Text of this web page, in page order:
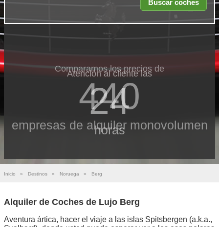
Comparamos los precios de
440
empresas de alquiler monovolumen
Atención al cliente las
24
horas
Inicio » Destinos » Noruega » Berg
Alquiler de Coches de Lujo Berg
Aventura ártica, hacer el viaje a las islas Spitsbergen (a.k.a.,